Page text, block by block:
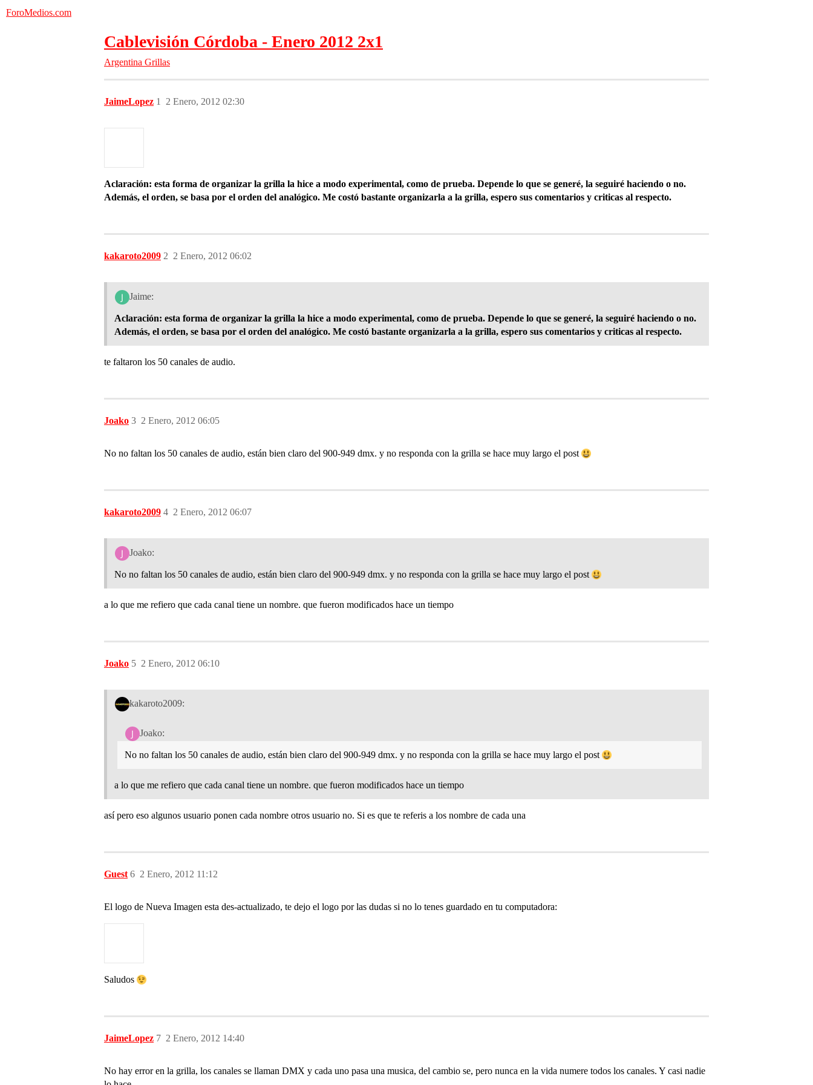
ForoMedios.com
Cablevisión Córdoba - Enero 2012 2x1
Argentina Grillas
JaimeLopez 2 Enero, 2012 02:30
1
Aclaración: esta forma de organizar la grilla la hice a modo experimental, como de prueba. Depende lo que se generé, la seguiré haciendo o no.
Además, el orden, se basa por el orden del analógico. Me costó bastante organizarla a la grilla, espero sus comentarios y criticas al respecto.
kakaroto2009 2 Enero, 2012 06:02
2
Jaime:
Aclaración: esta forma de organizar la grilla la hice a modo experimental, como de prueba. Depende lo que se generé, la seguiré haciendo o no.
Además, el orden, se basa por el orden del analógico. Me costó bastante organizarla a la grilla, espero sus comentarios y criticas al respecto.
te faltaron los 50 canales de audio.
Joako 2 Enero, 2012 06:05
3
No no faltan los 50 canales de audio, están bien claro del 900-949 dmx. y no responda con la grilla se hace muy largo el post
kakaroto2009 2 Enero, 2012 06:07
4
Joako:
No no faltan los 50 canales de audio, están bien claro del 900-949 dmx. y no responda con la grilla se hace muy largo el post
a lo que me refiero que cada canal tiene un nombre. que fueron modificados hace un tiempo
Joako 2 Enero, 2012 06:10
5
kakaroto2009:
Joako:
No no faltan los 50 canales de audio, están bien claro del 900-949 dmx. y no responda con la grilla se hace muy largo el post
a lo que me refiero que cada canal tiene un nombre. que fueron modificados hace un tiempo
así pero eso algunos usuario ponen cada nombre otros usuario no. Si es que te referis a los nombre de cada una
Guest 2 Enero, 2012 11:12
6
El logo de Nueva Imagen esta des-actualizado, te dejo el logo por las dudas si no lo tenes guardado en tu computadora:
Saludos
JaimeLopez 2 Enero, 2012 14:40
7
No hay error en la grilla, los canales se llaman DMX y cada uno pasa una musica, del cambio se, pero nunca en la vida numere todos los canales. Y casi nadie